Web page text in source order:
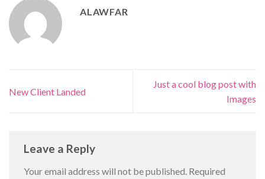
ALAWFAR
New Client Landed
Just a cool blog post with
Images
Leave a Reply
Your email address will not be published. Required